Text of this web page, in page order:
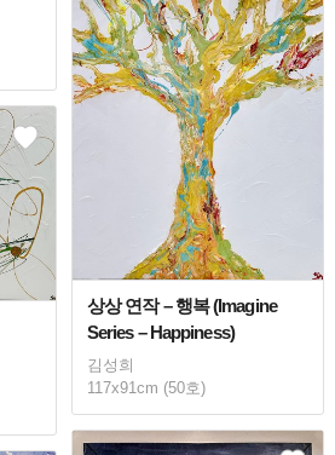
상상 연작 – 행복 (Imagine
Series – Happiness)
김성희
117x91cm (50호)